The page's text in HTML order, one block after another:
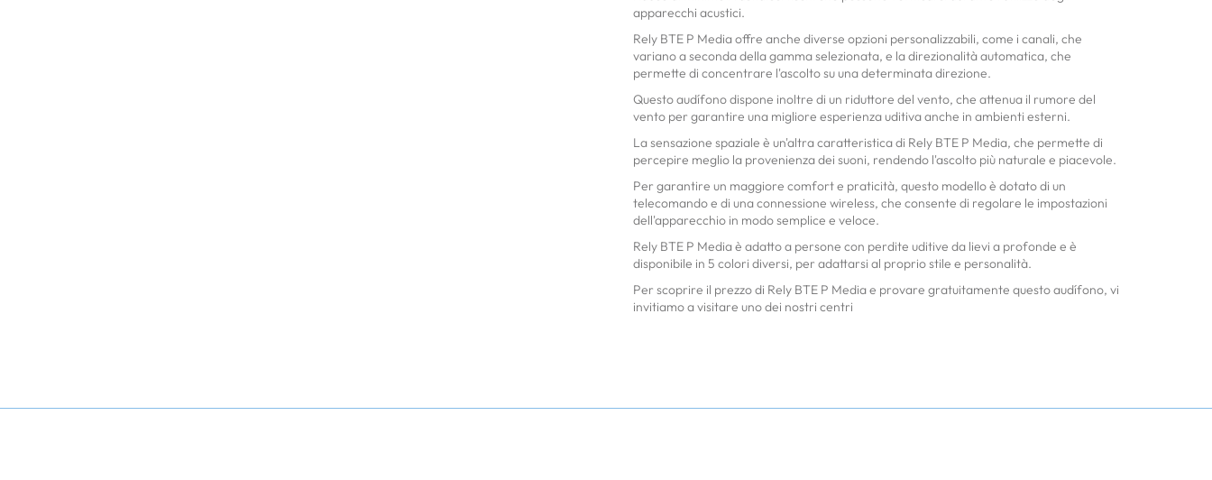
apparecchi acustici.
Rely BTE P Media offre anche diverse opzioni personalizzabili, come i canali, che
variano a seconda della gamma selezionata, e la direzionalità automatica, che
permette di concentrare l'ascolto su una determinata direzione.
Questo audífono dispone inoltre di un riduttore del vento, che attenua il rumore del
vento per garantire una migliore esperienza uditiva anche in ambienti esterni.
La sensazione spaziale è un'altra caratteristica di Rely BTE P Media, che permette di
percepire meglio la provenienza dei suoni, rendendo l'ascolto più naturale e piacevole.
Per garantire un maggiore comfort e praticità, questo modello è dotato di un
telecomando e di una connessione wireless, che consente di regolare le impostazioni
dell'apparecchio in modo semplice e veloce.
Rely BTE P Media è adatto a persone con perdite uditive da lievi a profonde e è
disponibile in 5 colori diversi, per adattarsi al proprio stile e personalità.
Per scoprire il prezzo di Rely BTE P Media e provare gratuitamente questo audífono, vi
invitiamo a visitare uno dei nostri centri